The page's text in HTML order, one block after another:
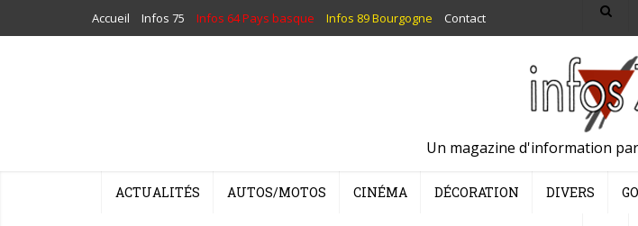
Accueil Infos 75 Infos 64 Pays basque Infos 89 Bourgogne Contact
Un magazine d'information
ACTUALITÉS AUTOS/MOTOS CINÉMA DÉCORATION DIVERS